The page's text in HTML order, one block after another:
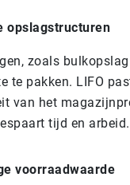
opslagstructuren
zoals
te pakken. LIFO
van het
tijd en arbeid.
voorraadwaarde